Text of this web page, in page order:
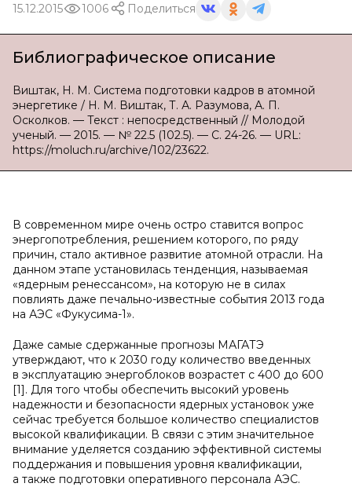
15.12.2015 1006 Поделиться
Библиографическое описание
Виштак, Н. М. Система подготовки кадров в атомной
энергетике / Н. М. Виштак, Т. А. Разумова, А. П.
Осколков. — Текст : непосредственный // Молодой
ученый. — 2015. — № 22.5 (102.5). — С. 24-26. — URL:
https://moluch.ru/archive/102/23622.
В современном мире очень остро ставится вопрос
энергопотребления, решением которого, по ряду
причин, стало активное развитие атомной отрасли. На
данном этапе установилась тенденция, называемая
«ядерным ренессансом», на которую не в силах
повлиять даже печально-известные события 2013 года
на АЭС «Фукусима-1».
Даже самые сдержанные прогнозы МАГАТЭ
утверждают, что к 2030 году количество введенных
в эксплуатацию энергоблоков возрастет с 400 до 600
[1]. Для того чтобы обеспечить высокий уровень
надежности и безопасности ядерных установок уже
сейчас требуется большое количество специалистов
высокой квалификации. В связи с этим значительное
внимание уделяется созданию эффективной системы
поддержания и повышения уровня квалификации,
а также подготовки оперативного персонала АЭС.